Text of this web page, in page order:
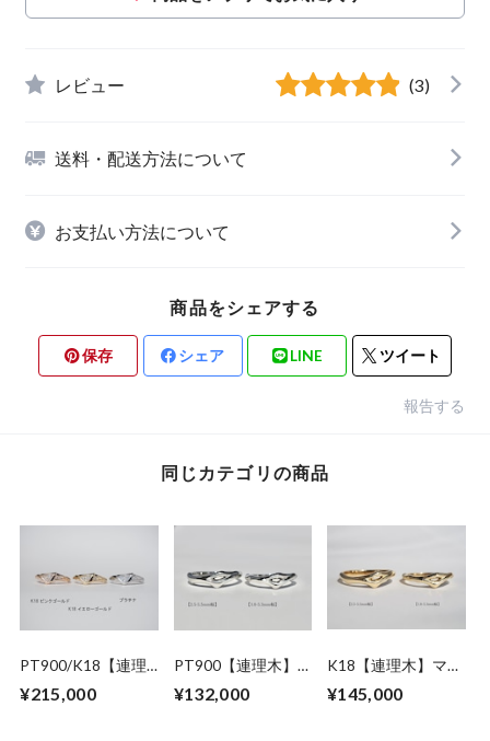
レビュー (3)
送料・配送方法について
お支払い方法について
商品をシェアする
保存 シェア LINE ツイート
報告する
同じカテゴリの商品
PT900/K18【連理
木】ダイヤモンドリ
ング
¥215,000
PT900【連理木】
マリッジリング
¥132,000
K18【連理木】マリ
ッジリング
¥145,000